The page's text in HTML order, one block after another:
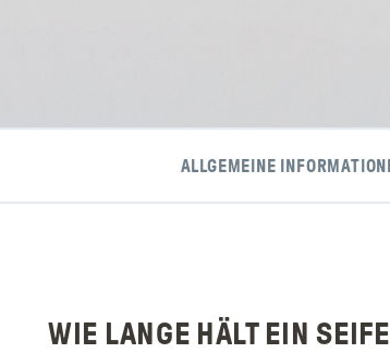
ALLGEMEINE
WIE LANGE HÄLT EIN